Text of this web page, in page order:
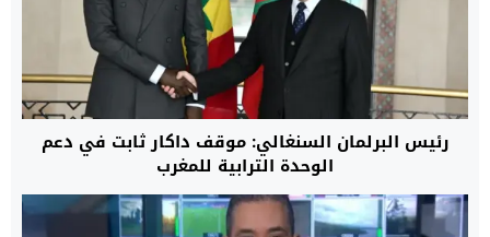
رئيس البرلمان السنغالي: موقف داكار ثابت في دعم
الوحدة الترابية للمغرب